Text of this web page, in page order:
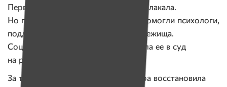
Первое время женщина постоянно плакала.
Но постепенно воспряла духом — помогли психологи,
поддержали другие жительницы Убежища.
Социальный работник сопровождала ее в суд
на развод.
За три месяца жизни в Убежище Ира восстановила